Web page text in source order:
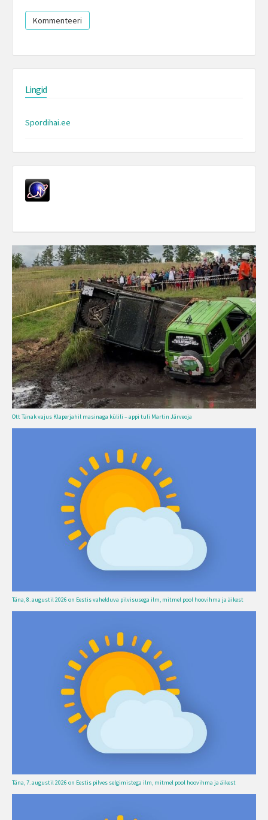
Lingid
Spordihai.ee
Ott Tänak vajus Klaperjahil masinaga külili – appi tuli Martin Järveoja
Täna, 8. augustil 2026 on Eestis vahelduva pilvisusega ilm, mitmel pool hoovihma ja äikest
Täna, 7. augustil 2026 on Eestis pilves selgimistega ilm, mitmel pool hoovihma ja äikest